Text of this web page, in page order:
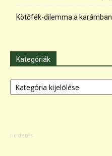
Kötőfék-dilemma a karámban
Kategóriák
Kategóriák